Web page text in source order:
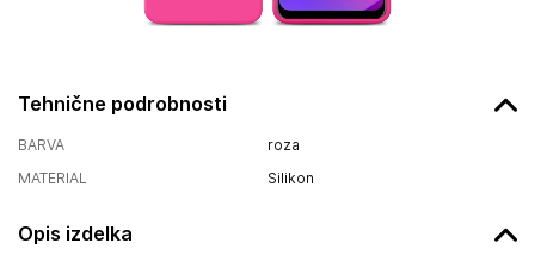
Tehnične podrobnosti
BARVA
roza
MATERIAL
Silikon
Opis izdelka